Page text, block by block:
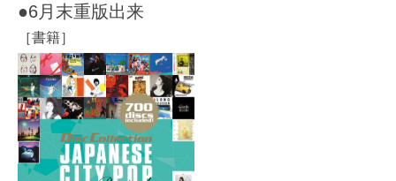
●6月末重版出来
［書籍］